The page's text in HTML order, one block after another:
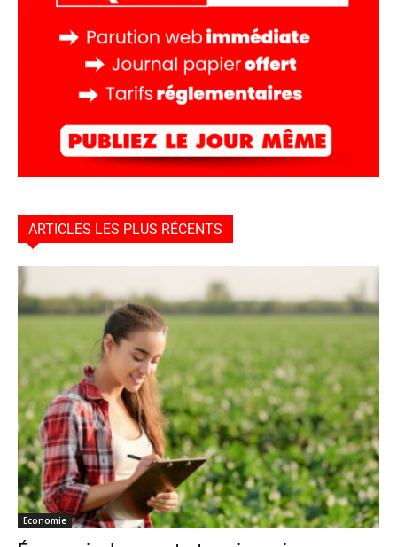
ARTICLES LES PLUS RÉCENTS
Economie